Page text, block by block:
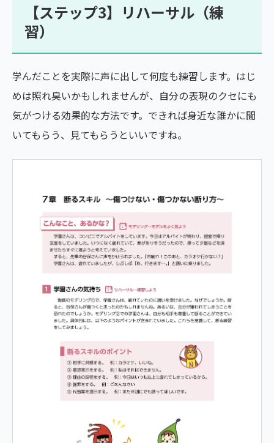
【ステップ3】リハーサル（練
習）
学んだことを実際に声に出して何度も練習します。はじ
めは照れ臭いかもしれませんが、自分の表現のクセにも
気がつける効果的な方法です。できれば身近な誰かに聞
いてもらう、見てもらうといいですね。